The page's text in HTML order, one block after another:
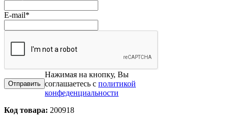
E-mail*
Нажимая на кнопку, Вы
соглашаетесь с политикой
конфеденциальности
Код товара: 200918